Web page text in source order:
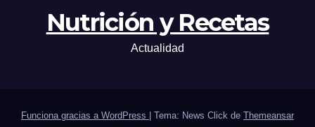
Nutrición y Recetas
Actualidad
Funciona gracias a WordPress Tema: News Click de Themeansar